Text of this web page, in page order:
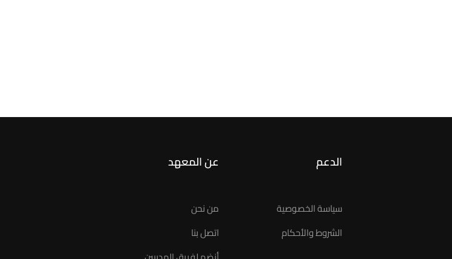
الدعم
سياسة الخصوصية
الشروط والأحكام
عن المعهد
من نحن
اتصل بنا